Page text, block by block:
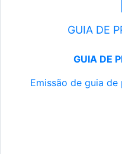
GUIA DE
GUIA DE
Emissão de guia